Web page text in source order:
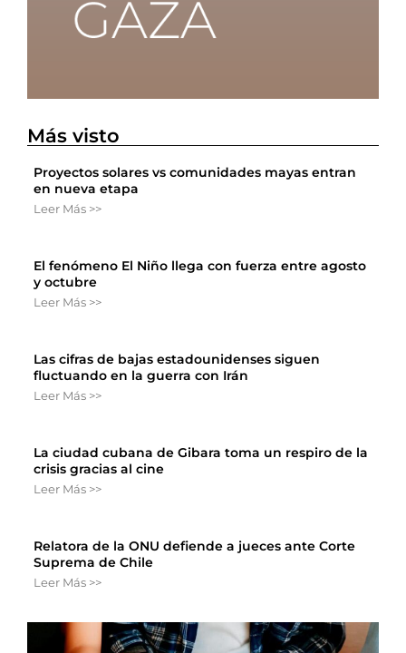
Más visto
Proyectos solares vs comunidades mayas entran
en nueva etapa
Leer Más >>
El fenómeno El Niño llega con fuerza entre agosto
y octubre
Leer Más >>
Las cifras de bajas estadounidenses siguen
fluctuando en la guerra con Irán
Leer Más >>
La ciudad cubana de Gibara toma un respiro de la
crisis gracias al cine
Leer Más >>
Relatora de la ONU defiende a jueces ante Corte
Suprema de Chile
Leer Más >>